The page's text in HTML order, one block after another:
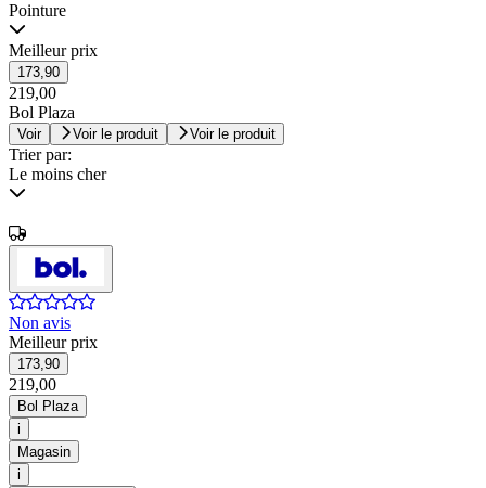
Pointure
Meilleur prix
173,90
219,00
Bol Plaza
Voir Voir le produit Voir le produit
Trier par:
Le moins cher
Non avis
Meilleur prix
173,90
219,00
Bol Plaza
i
Magasin
i